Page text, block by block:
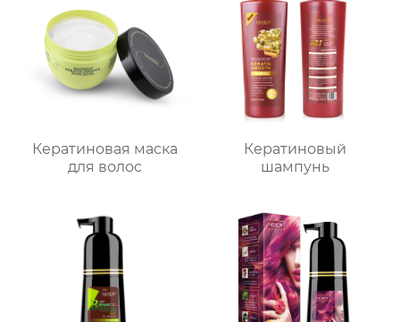
Кератиновая маска
для волос
Кератиновый
шампунь